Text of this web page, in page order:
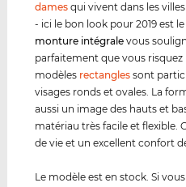
dames qui vivent dans les
- ici le bon look pour 2019 est
monture intégrale vous
parfaitement que vous
modèles rectangles sont
visages ronds et ovales. La
aussi un image des hauts et
matériau très facile et flexible.
de vie et un excellent confort
Le modèle est en stock. Si